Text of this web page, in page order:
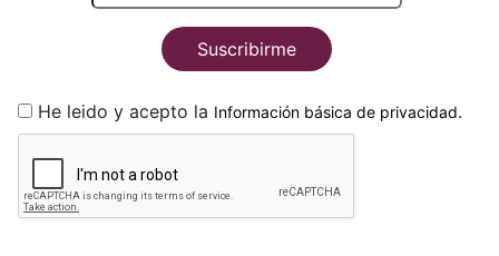
Suscribirme
He leido y acepto la Información básica de privacidad.